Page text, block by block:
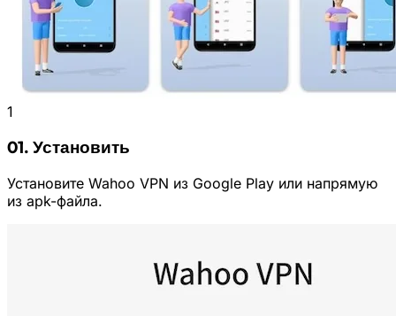
1
01. Установить
Установите Wahoo VPN из Google Play или напрямую
из apk-файла.